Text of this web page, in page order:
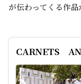
が伝わってくる作品
CARNETS